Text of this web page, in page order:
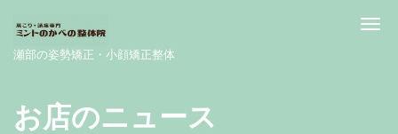
瀬部の姿勢矯正・小顔矯正整体
お店のニュース